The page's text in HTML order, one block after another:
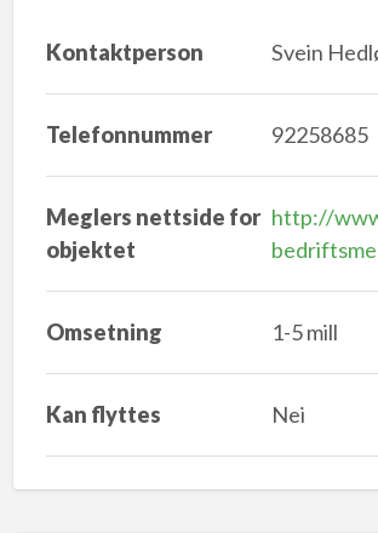
Kontaktperson Svein
Telefonnummer 92258685
Meglers nettside for
objektet
http://
Omsetning 1-5 mill
Kan flyttes Nei